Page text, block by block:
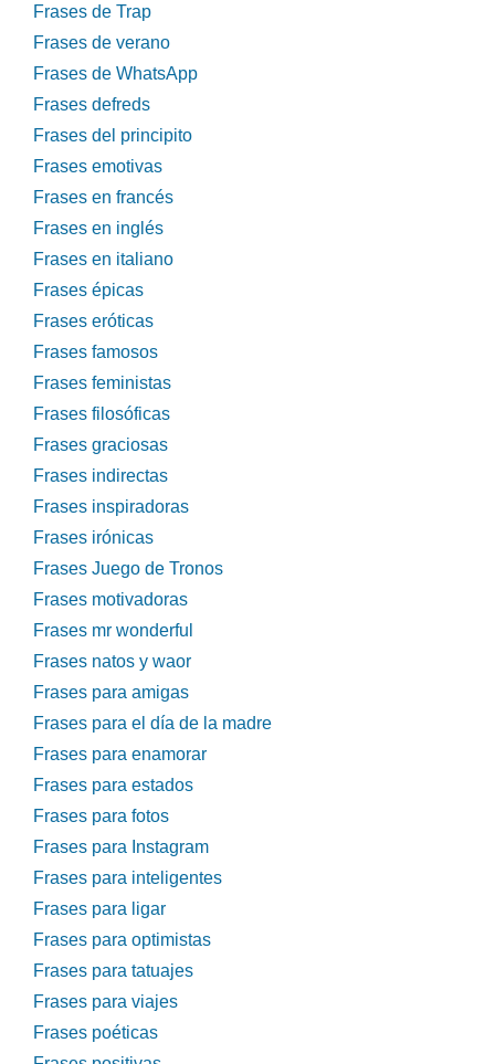
Frases de Trap
Frases de verano
Frases de WhatsApp
Frases defreds
Frases del principito
Frases emotivas
Frases en francés
Frases en inglés
Frases en italiano
Frases épicas
Frases eróticas
Frases famosos
Frases feministas
Frases filosóficas
Frases graciosas
Frases indirectas
Frases inspiradoras
Frases irónicas
Frases Juego de Tronos
Frases motivadoras
Frases mr wonderful
Frases natos y waor
Frases para amigas
Frases para el día de la madre
Frases para enamorar
Frases para estados
Frases para fotos
Frases para Instagram
Frases para inteligentes
Frases para ligar
Frases para optimistas
Frases para tatuajes
Frases para viajes
Frases poéticas